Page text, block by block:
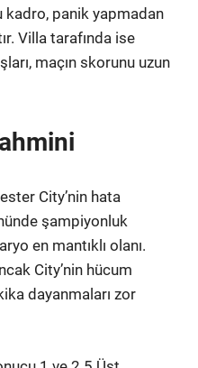
kadro, panik yapmadan
Villa tarafında ise
maçın skorunu uzun
City’nin hata
şampiyonluk
en mantıklı olanı.
City’nin hücum
dayanmaları zor